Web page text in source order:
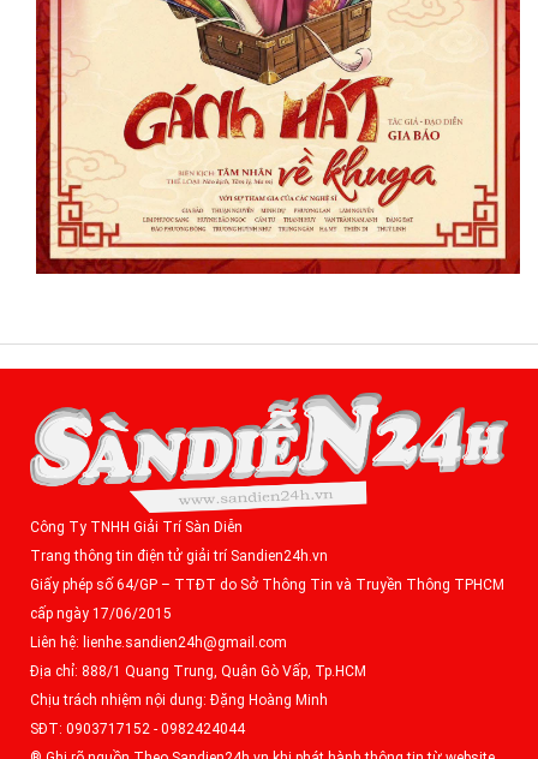
Công Ty TNHH Giải Trí Sàn Diễn
Trang thông tin điện tử giải trí Sandien24h.vn
Giấy phép số 64/GP – TTĐT do Sở Thông Tin và Truyền Thông TPHCM
cấp ngày 17/06/2015
Liên hệ: lienhe.sandien24h@gmail.com
Địa chỉ: 888/1 Quang Trung, Quận Gò Vấp, Tp.HCM
Chịu trách nhiệm nội dung: Đặng Hoàng Minh
SĐT: 0903717152 - 0982424044